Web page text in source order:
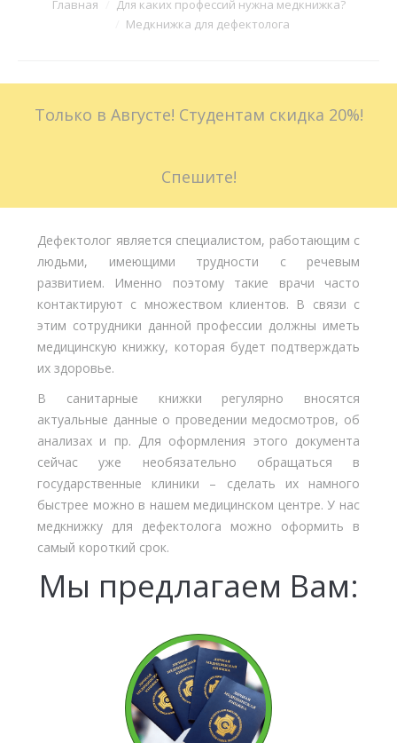
Больничные листы
Доставка
Вы здесь:Главная
Для каких профессий нужна медкнижка?
Медкнижка для дефектолога
Только в Августе! Студентам скидка 20%!
Спешите!
Дефектолог является специалистом, работающим с
людьми, имеющими трудности с речевым
развитием. Именно поэтому такие врачи часто
контактируют с множеством клиентов. В связи с
этим сотрудники данной профессии должны иметь
медицинскую книжку, которая будет подтверждать
их здоровье.
В санитарные книжки регулярно вносятся
актуальные данные о проведении медосмотров, об
анализах и пр. Для оформления этого документа
сейчас уже необязательно обращаться в
государственные клиники – сделать их намного
быстрее можно в нашем медицинском центре. У нас
медкнижку для дефектолога можно оформить в
самый короткий срок.
Мы предлагаем Вам: